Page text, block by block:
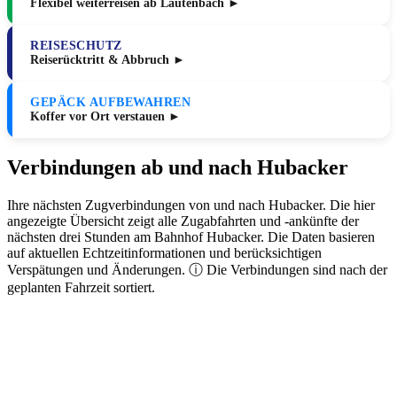
Flexibel weiterreisen ab Lautenbach ►
REISESCHUTZ
Reiserücktritt & Abbruch ►
GEPÄCK AUFBEWAHREN
Koffer vor Ort verstauen ►
Verbindungen ab und nach Hubacker
Ihre nächsten Zugverbindungen von und nach Hubacker. Die hier
angezeigte Übersicht zeigt alle Zugabfahrten und -ankünfte der
nächsten drei Stunden am Bahnhof Hubacker. Die Daten basieren
auf aktuellen Echtzeitinformationen und berücksichtigen
Verspätungen und Änderungen. ⓘ Die Verbindungen sind nach der
geplanten Fahrzeit sortiert.